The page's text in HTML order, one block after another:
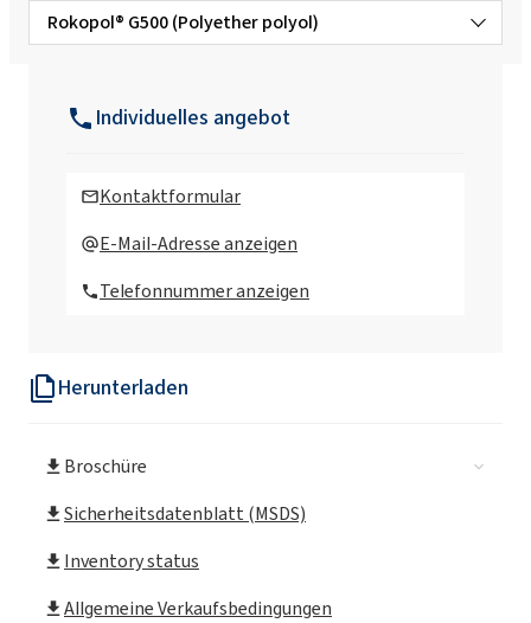
Herunterladen
Broschüre
Sicherheitsdatenblatt (MSDS)
Inventory status
Allgemeine Verkaufsbedingungen
Rokopol® G500 (Polyether polyol)
Rokopol® T (Polyether polyol)
Rokopol® D1002 (Propylene glycol)
Rokopol® D2002 (Polyether polyol)
Rokopol® D450 (Polyether polyol)
Individuelles angebot
Kontaktformular
E-Mail-Adresse anzeigen
Telefonnummer anzeigen